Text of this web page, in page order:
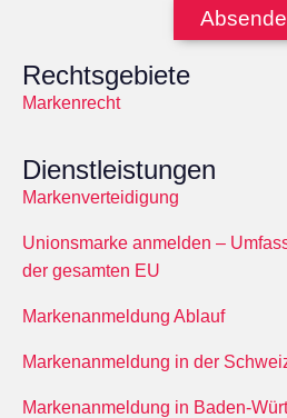
Rechtsgebiete
Markenrecht
Dienstleistungen
Markenverteidigung
Unionsmarke anmelden –
der gesamten EU
Markenanmeldung Ablauf
Markenanmeldung in der
Markenanmeldung in Baden-